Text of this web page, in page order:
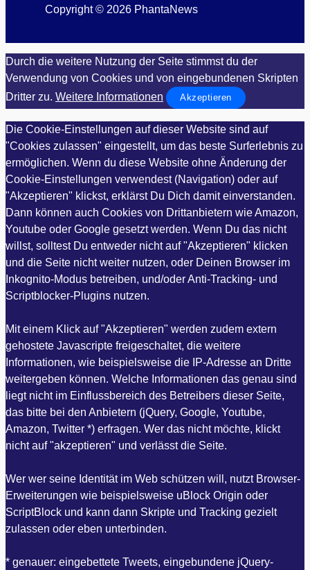
Copyright © 2026 PhantaNews
Durch die weitere Nutzung der Seite stimmst du der
Verwendung von Cookies und von eingebundenen Skripten
Dritter zu. Weitere Informationen Akzeptieren
Die Cookie-Einstellungen auf dieser Website sind auf
"Cookies zulassen" eingestellt, um das beste Surferlebnis zu
ermöglichen. Wenn du diese Website ohne Änderung der
Cookie-Einstellungen verwendest (Navigation) oder auf
"Akzeptieren" klickst, erklärst Du Dich damit einverstanden.
Dann können auch Cookies von Drittanbietern wie Amazon,
Youtube oder Google gesetzt werden. Wenn Du das nicht
willst, solltest Du entweder nicht auf "Akzeptieren" klicken
und die Seite nicht weiter nutzen, oder Deinen Browser im
Inkognito-Modus betreiben, und/oder Anti-Tracking- und
Scriptblocker-Plugins nutzen.
Mit einem Klick auf "Akzeptieren" werden zudem extern
gehostete Javascripte freigeschaltet, die weitere
Informationen, wie beispielsweise die IP-Adresse an Dritte
weitergeben können. Welche Informationen das genau sind
liegt nicht im Einflussbereich des Betreibers dieser Seite,
das bitte bei den Anbietern (jQuery, Google, Youtube,
Amazon, Twitter *) erfragen. Wer das nicht möchte, klickt
nicht auf "akzeptieren" und verlässt die Seite.
Wer wer seine Identität im Web schützen will, nutzt Browser-
Erweiterungen wie beispielsweise uBlock Origin oder
ScriptBlock und kann dann Skripte und Tracking gezielt
zulassen oder eben unterbinden.
* genauer: eingebettete Tweets, eingebundene jQuery-